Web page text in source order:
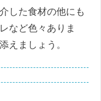
した食材の他にも
など色々ありま
えましょう。